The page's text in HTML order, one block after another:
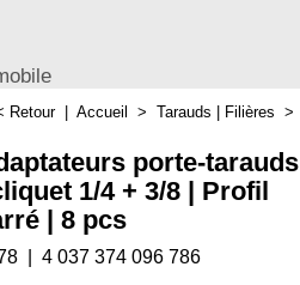
Retour Accueil > Tarauds | Filières >
porte-tarauds
1/4 + 3/8 | Profil
| 8 pcs
4 037 374 096 786